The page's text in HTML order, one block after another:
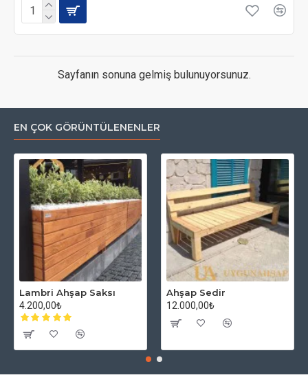
Sayfanın sonuna gelmiş bulunuyorsunuz.
EN ÇOK GÖRÜNTÜLENENLER
Lambri Ahşap Saksı
4.200,00₺
Ahşap Sedir
12.000,00₺